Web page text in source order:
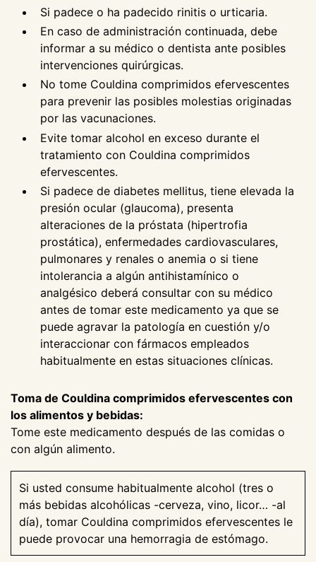
Si padece o ha padecido rinitis o urticaria.
En caso de administración continuada, debe
informar a su médico o dentista ante posibles
intervenciones quirúrgicas.
No tome Couldina comprimidos efervescentes
para prevenir las posibles molestias originadas
por las vacunaciones.
Evite tomar alcohol en exceso durante el
tratamiento con Couldina comprimidos
efervescentes.
Si padece de diabetes mellitus, tiene elevada la
presión ocular (glaucoma), presenta
alteraciones de la próstata (hipertrofia
prostática), enfermedades cardiovasculares,
pulmonares y renales o anemia o si tiene
intolerancia a algún antihistamínico o
analgésico deberá consultar con su médico
antes de tomar este medicamento ya que se
puede agravar la patología en cuestión y/o
interaccionar con fármacos empleados
habitualmente en estas situaciones clínicas.
Toma de Couldina comprimidos efervescentes con
los alimentos y bebidas:
Tome este medicamento después de las comidas o
con algún alimento.
Si usted consume habitualmente alcohol (tres o
más bebidas alcohólicas -cerveza, vino, licor… -al
día), tomar Couldina comprimidos efervescentes le
puede provocar una hemorragia de estómago.